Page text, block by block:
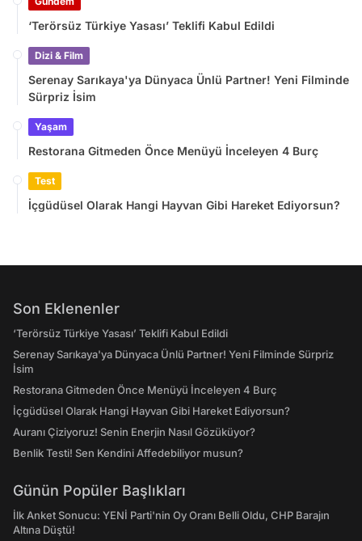
‘Terörsüz Türkiye Yasası’ Teklifi Kabul Edildi
Dizi & Film
Serenay Sarıkaya'ya Dünyaca Ünlü Partner! Yeni Filminde
Sürpriz İsim
Yaşam
Restorana Gitmeden Önce Menüyü İnceleyen 4 Burç
Test
İçgüdüsel Olarak Hangi Hayvan Gibi Hareket Ediyorsun?
Son Eklenenler
‘Terörsüz Türkiye Yasası’ Teklifi Kabul Edildi
Serenay Sarıkaya'ya Dünyaca Ünlü Partner! Yeni Filminde Sürpriz
İsim
Restorana Gitmeden Önce Menüyü İnceleyen 4 Burç
İçgüdüsel Olarak Hangi Hayvan Gibi Hareket Ediyorsun?
Auranı Çiziyoruz! Senin Enerjin Nasıl Gözüküyor?
Benlik Testi! Sen Kendini Affedebiliyor musun?
Günün Popüler Başlıkları
İlk Anket Sonucu: YENİ Parti'nin Oy Oranı Belli Oldu, CHP Barajın
Altına Düştü!